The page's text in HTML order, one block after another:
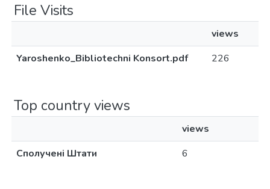
File Visits
views
Yaroshenko_Bibliotechni Konsort.pdf
226
Top country views
views
Сполучені Штати
6